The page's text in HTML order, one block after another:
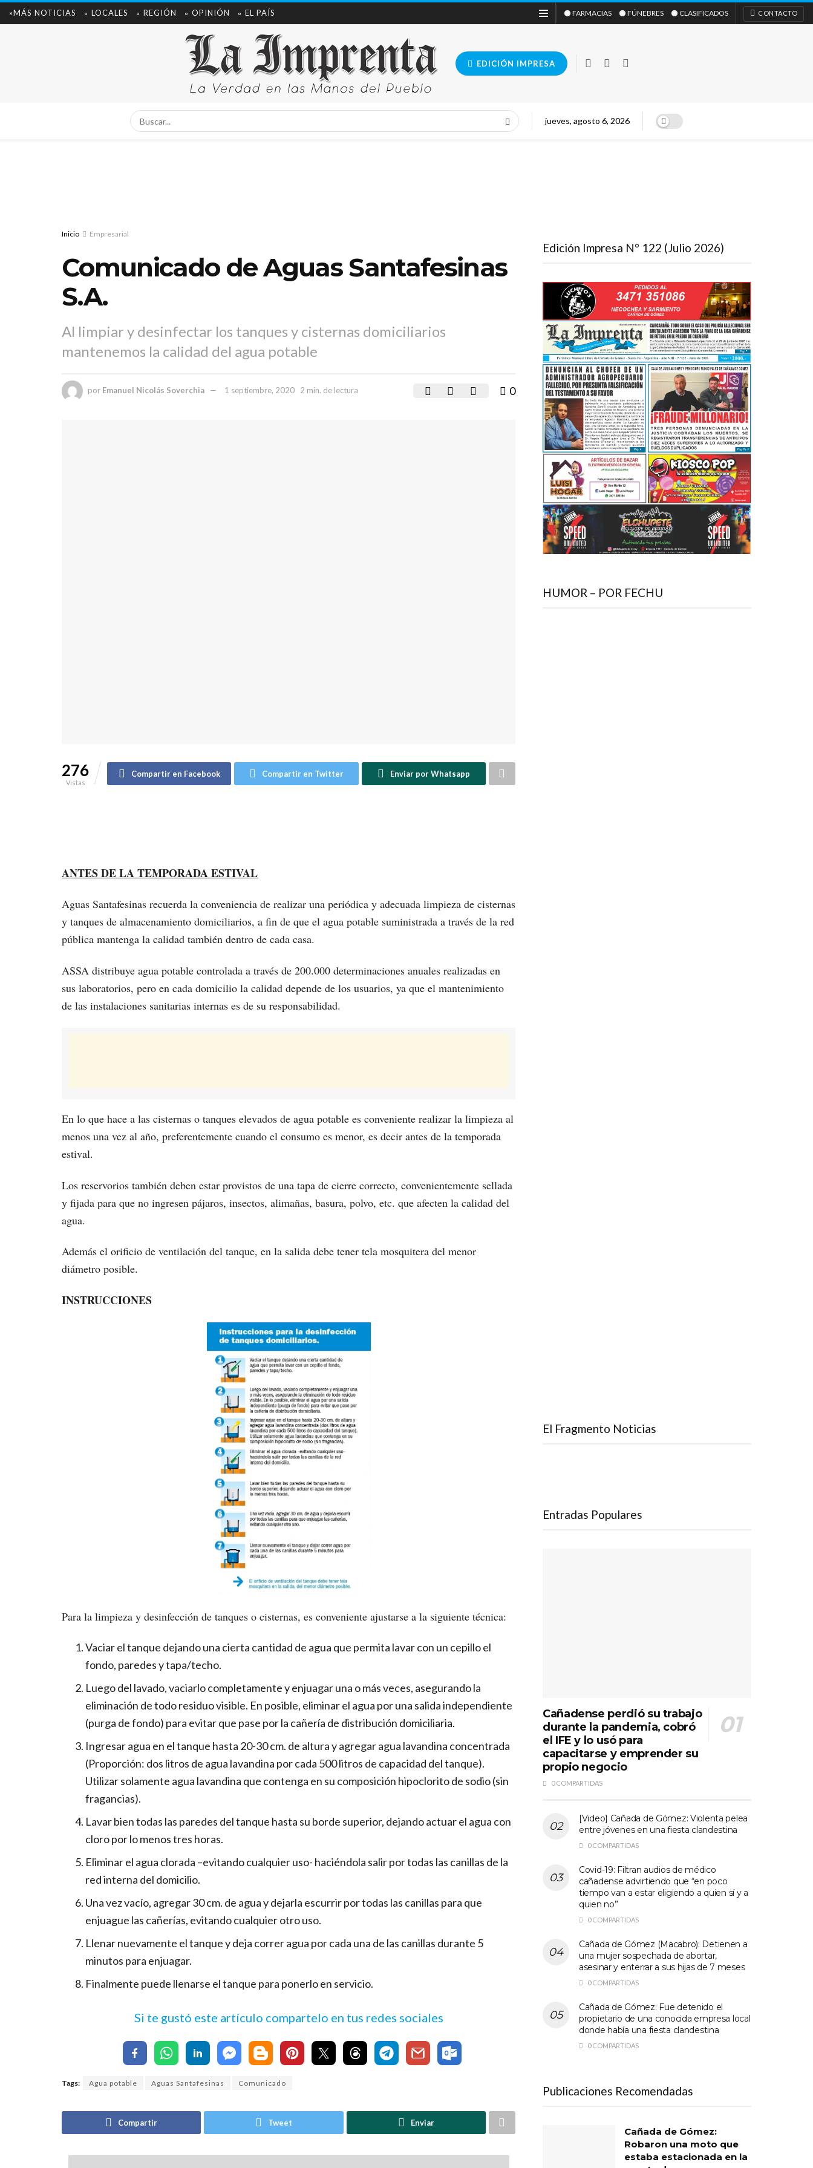
»MÁS NOTICIAS ∘ LOCALES ∘ REGIÓN ∘ OPINIÓN ∘ EL PAÍS ⚫ FARMACIAS ⚫ FÚNEBRES ⚫ CLASIFICADOS CONTACTO
EDICIÓN IMPRESA
jueves, agosto 6, 2026
Inicio Empresarial
Comunicado de Aguas Santafesinas
S.A.
Al limpiar y desinfectar los tanques y cisternas domiciliarios
mantenemos la calidad del agua potable
por Emanuel Nicolás Soverchia 1 septiembre, 2020 2 min. de lectura 0
276
Vistas
Compartir en Facebook Compartir en Twitter Enviar por Whatsapp
ANTES DE LA TEMPORADA ESTIVAL
Aguas Santafesinas recuerda la conveniencia de realizar una periódica y adecuada limpieza de cisternas
y tanques de almacenamiento domiciliarios, a fin de que el agua potable suministrada a través de la red
pública mantenga la calidad también dentro de cada casa.
ASSA distribuye agua potable controlada a través de 200.000 determinaciones anuales realizadas en
sus laboratorios, pero en cada domicilio la calidad depende de los usuarios, ya que el mantenimiento
de las instalaciones sanitarias internas es de su responsabilidad.
En lo que hace a las cisternas o tanques elevados de agua potable es conveniente realizar la limpieza al
menos una vez al año, preferentemente cuando el consumo es menor, es decir antes de la temporada
estival.
Los reservorios también deben estar provistos de una tapa de cierre correcto, convenientemente sellada
y fijada para que no ingresen pájaros, insectos, alimañas, basura, polvo, etc. que afecten la calidad del
agua.
Además el orificio de ventilación del tanque, en la salida debe tener tela mosquitera del menor
diámetro posible.
INSTRUCCIONES
Para la limpieza y desinfección de tanques o cisternas, es conveniente ajustarse a la siguiente técnica:
Vaciar el tanque dejando una cierta cantidad de agua que permita lavar con un cepillo el
fondo, paredes y tapa/techo.
Luego del lavado, vaciarlo completamente y enjuagar una o más veces, asegurando la
eliminación de todo residuo visible. En posible, eliminar el agua por una salida independiente
(purga de fondo) para evitar que pase por la cañería de distribución domiciliaria.
Ingresar agua en el tanque hasta 20-30 cm. de altura y agregar agua lavandina concentrada
(Proporción: dos litros de agua lavandina por cada 500 litros de capacidad del tanque).
Utilizar solamente agua lavandina que contenga en su composición hipoclorito de sodio (sin
fragancias).
Lavar bien todas las paredes del tanque hasta su borde superior, dejando actuar el agua con
cloro por lo menos tres horas.
Eliminar el agua clorada –evitando cualquier uso- haciéndola salir por todas las canillas de la
red interna del domicilio.
Una vez vacío, agregar 30 cm. de agua y dejarla escurrir por todas las canillas para que
enjuague las cañerías, evitando cualquier otro uso.
Llenar nuevamente el tanque y deja correr agua por cada una de las canillas durante 5
minutos para enjuagar.
Finalmente puede llenarse el tanque para ponerlo en servicio.
Si te gustó este artículo compartelo en tus redes sociales
Tags: Agua potable Aguas Santafesinas Comunicado
Compartir Tweet Enviar
Edición Impresa N° 122 (Julio 2026)
HUMOR – POR FECHU
El Fragmento Noticias
Entradas Populares
Cañadense perdió su trabajo
durante la pandemia, cobró
el IFE y lo usó para
capacitarse y emprender su
propio negocio
0 COMPARTIDAS
[Video] Cañada de Gómez: Violenta pelea
entre jóvenes en una fiesta clandestina
0 COMPARTIDAS
Covid-19: Filtran audios de médico
cañadense advirtiendo que “en poco
tiempo van a estar eligiendo a quien sí y a
quien no”
0 COMPARTIDAS
Cañada de Gómez (Macabro): Detienen a
una mujer sospechada de abortar,
asesinar y enterrar a sus hijas de 7 meses
0 COMPARTIDAS
Cañada de Gómez: Fue detenido el
propietario de una conocida empresa local
donde había una fiesta clandestina
0 COMPARTIDAS
Publicaciones Recomendadas
Cañada de Gómez:
Robaron una moto que
estaba estacionada en la